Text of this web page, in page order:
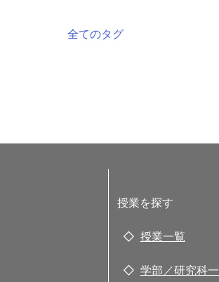
全てのタグ
授業を探す
授業一覧
学部／研究科